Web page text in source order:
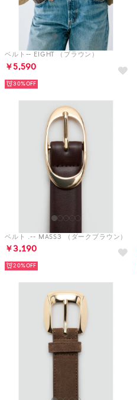
ベルト-- EIGHT （ブラウン）
￥5,590
30%
ベルト .-- MASS3 （ダークブラウン）
￥3,190
20%